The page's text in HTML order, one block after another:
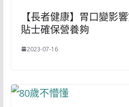
【長者健康】胃口變影
貼士確保營養夠
2023-07-16